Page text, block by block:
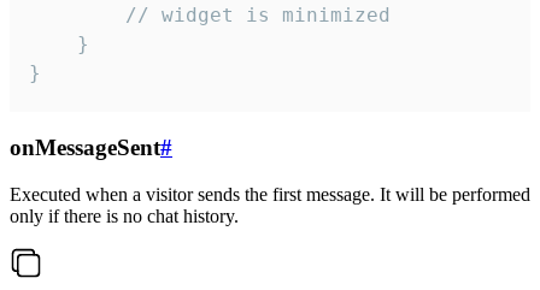
        // widget is minimized
    }
}
onMessageSent#
Executed when a visitor sends the first message. It will be performed
only if there is no chat history.